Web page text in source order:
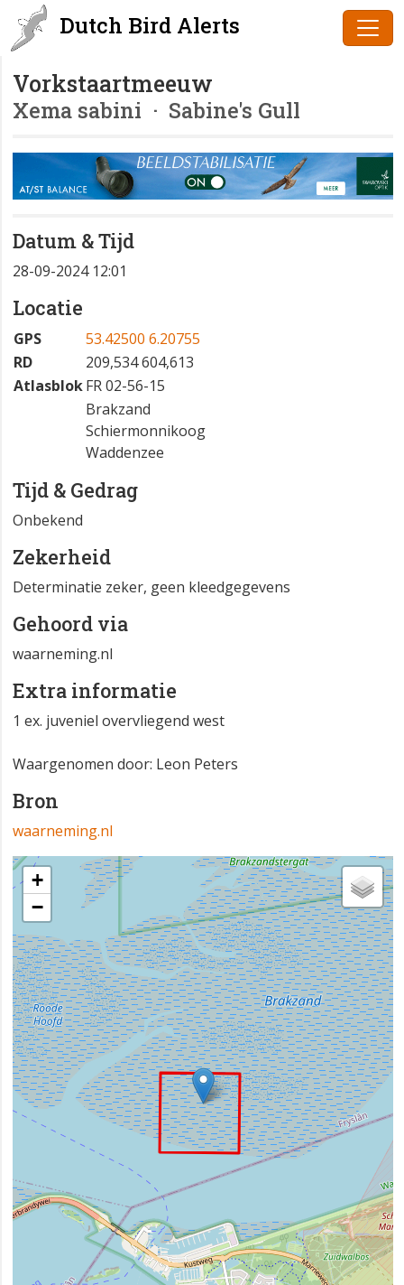
Dutch Bird Alerts
Vorkstaartmeeuw
Xema sabini · Sabine's Gull
Datum & Tijd
28-09-2024 12:01
Locatie
GPS
53.42500 6.20755
RD
209,534 604,613
AtlasblokFR 02-56-15
Brakzand
Schiermonnikoog
Waddenzee
Tijd & Gedrag
Onbekend
Zekerheid
Determinatie zeker, geen kleedgegevens
Gehoord via
waarneming.nl
Extra informatie
1 ex. juveniel overvliegend west
Waargenomen door: Leon Peters
Bron
waarneming.nl
+
−